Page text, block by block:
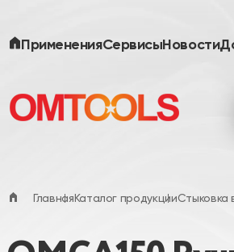
ПримененияСервисыНовости
ГлавнаяКаталог продукцииСтыковка